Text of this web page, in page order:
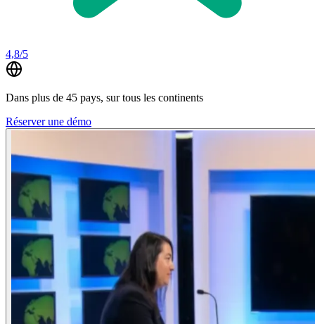
4,8/5
Dans plus de 45 pays, sur tous les continents
Réserver une démo